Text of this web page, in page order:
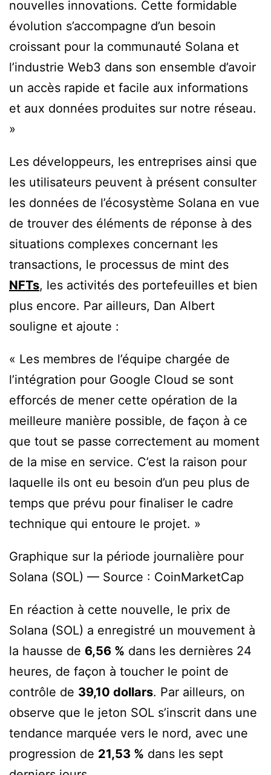
nouvelles innovations. Cette formidable
évolution s’accompagne d’un besoin
croissant pour la communauté Solana et
l’industrie Web3 dans son ensemble d’avoir
un accès rapide et facile aux informations
et aux données produites sur notre réseau.
»
Les développeurs, les entreprises ainsi que
les utilisateurs peuvent à présent consulter
les données de l’écosystème Solana en vue
de trouver des éléments de réponse à des
situations complexes concernant les
transactions, le processus de mint des
NFTs, les activités des portefeuilles et bien
plus encore. Par ailleurs, Dan Albert
souligne et ajoute :
« Les membres de l’équipe chargée de
l’intégration pour Google Cloud se sont
efforcés de mener cette opération de la
meilleure manière possible, de façon à ce
que tout se passe correctement au moment
de la mise en service. C’est la raison pour
laquelle ils ont eu besoin d’un peu plus de
temps que prévu pour finaliser le cadre
technique qui entoure le projet. »
Graphique sur la période journalière pour
Solana (SOL) — Source : CoinMarketCap
En réaction à cette nouvelle, le prix de
Solana (SOL) a enregistré un mouvement à
la hausse de 6,56 % dans les dernières 24
heures, de façon à toucher le point de
contrôle de 39,10 dollars. Par ailleurs, on
observe que le jeton SOL s’inscrit dans une
tendance marquée vers le nord, avec une
progression de 21,53 % dans les sept